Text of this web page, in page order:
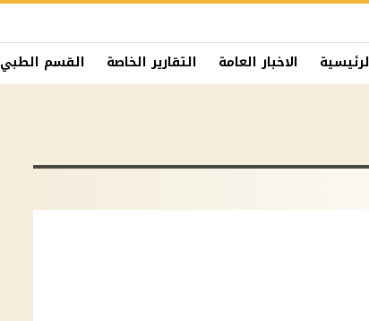
الاخبار العامة التقارير الخاصة القسم الطبي